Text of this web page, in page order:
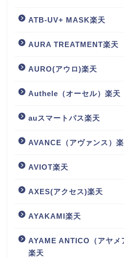
ATB-UV+ MASK楽天
AURA TREATMENT楽天
AURO(アウロ)楽天
Authele（オーセル）楽天
auスマートパス楽天
AVANCE（アヴァンス）
AVIOT楽天
AXES(アクセス)楽天
AYAKAMI楽天
AYAME ANTICO（アヤメ
楽天